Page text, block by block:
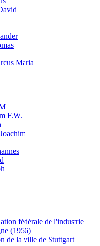
Maria
F.W.
fédérale de l'industrie
(1956)
de la ville de Stuttgart